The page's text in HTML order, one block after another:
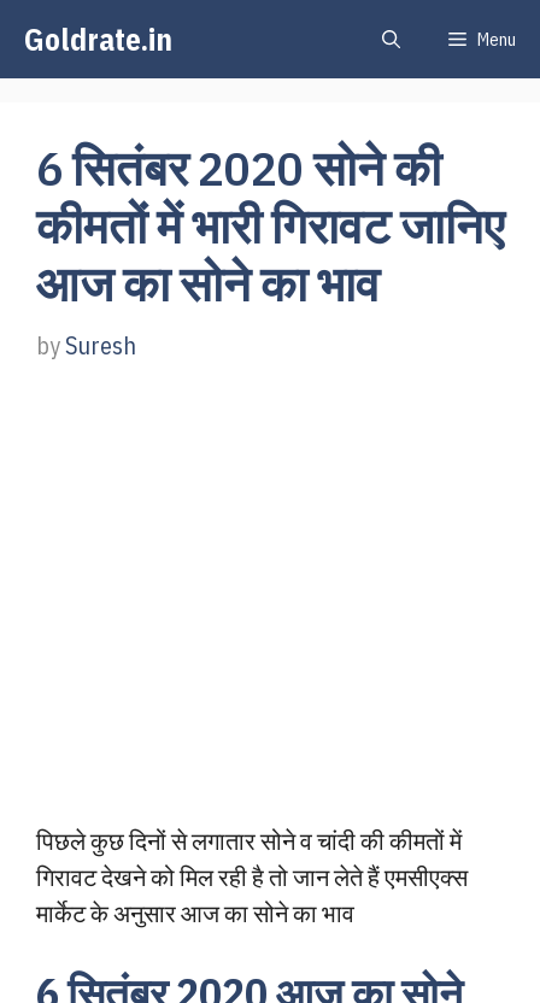
content
Goldrate.in Menu
6 सितंबर 2020 सोने की
कीमतों में भारी गिरावट जानिए
आज का सोने का भाव
bySuresh
पिछले कुछ दिनों से लगातार सोने व चांदी की कीमतों में
गिरावट देखने को मिल रही है तो जान लेते हैं एमसीएक्स
मार्केट के अनुसार आज का सोने का भाव